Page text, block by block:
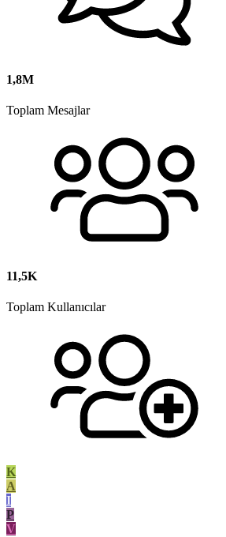
1,8M
Toplam Mesajlar
11,5K
Toplam Kullanıcılar
K
A
I
P
V